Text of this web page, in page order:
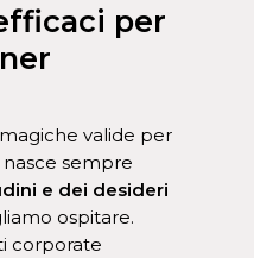
per
valide per
sempre
e dei desideri
ospitare.
corporate